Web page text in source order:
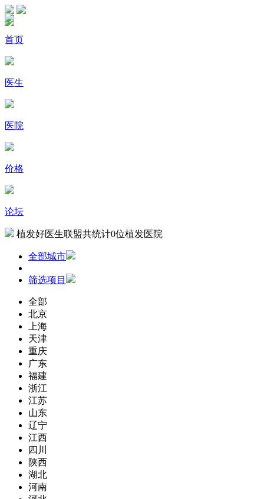
首页
医生
医院
价格
论坛
植发好医生联盟共统计0位植发医院
全部城市
筛选项目
全部
北京
上海
天津
重庆
广东
福建
浙江
江苏
山东
辽宁
江西
四川
陕西
湖北
河南